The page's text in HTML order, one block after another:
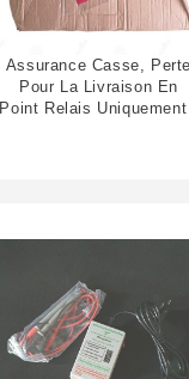
Assurance Casse, Perte
Pour La Livraison En
Point Relais